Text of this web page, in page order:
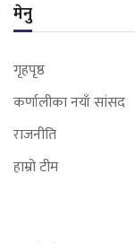
मेनु
गृहपृष्ठ
कर्णालीका नयाँ सांसद
राजनीति
हाम्रो टीम